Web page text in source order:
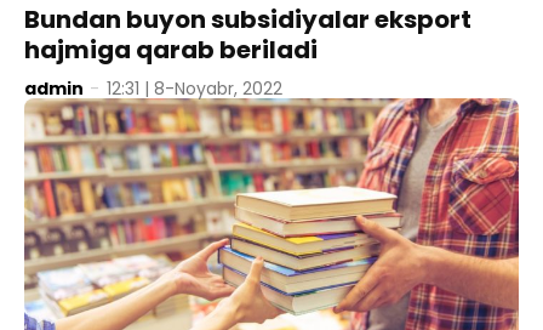
Bundan buyon subsidiyalar eksport
hajmiga qarab beriladi
admin - 12:31 | 8-Noyabr, 2022